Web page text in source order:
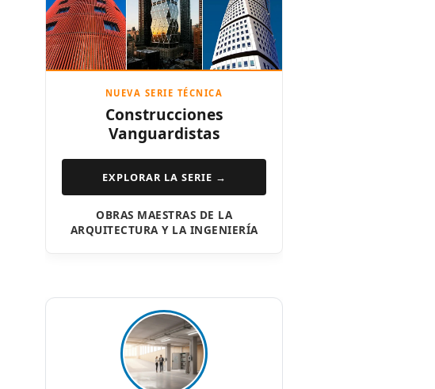
NUEVA SERIE TÉCNICA
Construcciones
Vanguardistas
EXPLORAR LA SERIE →
OBRAS MAESTRAS DE LA
ARQUITECTURA Y LA INGENIERÍA